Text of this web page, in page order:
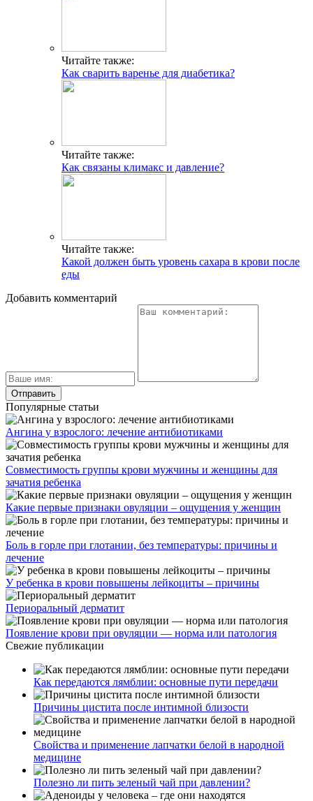
Читайте также:
Как сварить варенье для диабетика?
Читайте также:
Как связаны климакс и давление?
Читайте также:
Какой должен быть уровень сахара в крови после
еды
Добавить комментарий
Популярные статьи
Ангина у взрослого: лечение антибиотиками
Совместимость группы крови мужчины и женщины для
зачатия ребенка
Какие первые признаки овуляции – ощущения у женщин
Боль в горле при глотании, без температуры: причины и
лечение
У ребенка в крови повышены лейкоциты – причины
Периоральный дерматит
Появление крови при овуляции — норма или патология
Свежие публикации
Как передаются лямблии: основные пути передачи
Причины цистита после интимной близости
Свойства и применение лапчатки белой в народной
медицине
Полезно ли пить зеленый чай при давлении?